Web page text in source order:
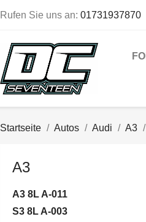
Rufen Sie uns an: 01731937870
Startseite Autos Audi A3
A3
A3 8L A-011
S3 8L A-003